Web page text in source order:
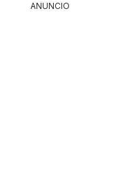
ANUNCIO